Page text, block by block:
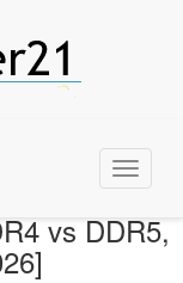
Menu
vs DDR5,